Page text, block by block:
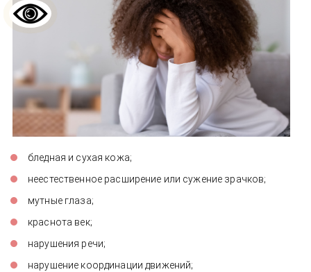
бледная и сухая кожа;
неестественное расширение или сужение зрачков;
мутные глаза;
краснота век;
нарушения речи;
нарушение координации движений;